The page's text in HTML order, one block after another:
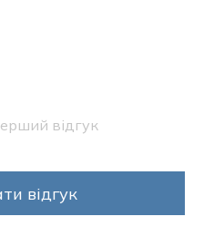
відгук
відгук